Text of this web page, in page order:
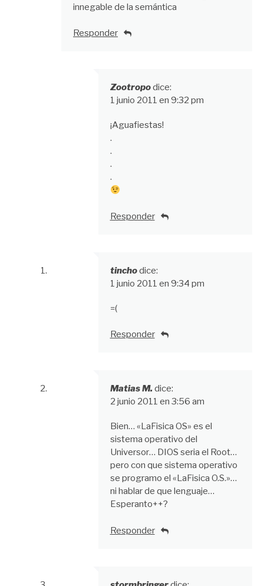
innegable de la semántica
Responder
Zootropodice:
1 junio 2011 en 9:32 pm
¡Aguafiestas!
.
.
.
.
Responder
tinchodice:
1 junio 2011 en 9:34 pm
=(
Responder
Matias M. dice:
2 junio 2011 en 3:56 am
Bien… «LaFisica OS» es el
sistema operativo del
Universor… DIOS seria el Root…
pero con que sistema operativo
se programo el «LaFisica O.S.»…
ni hablar de que lenguaje…
Esperanto++?
Responder